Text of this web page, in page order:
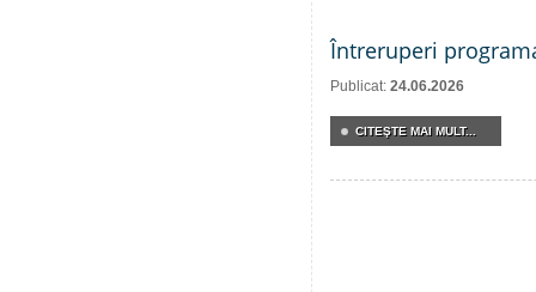
Întreruperi
Publicat: 24.06.2026
CITEŞTE MAI MULT...